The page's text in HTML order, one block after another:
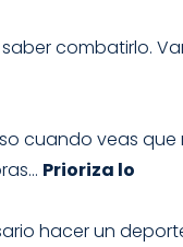
combatirlo.
cuando veas que
Prioriza lo
hacer un